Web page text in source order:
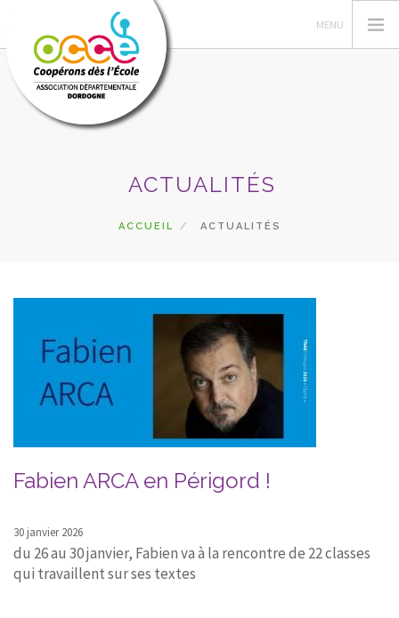
FORMATIONS
ESPACE RÉSERVÉ
RECHERCHER
ACTUALITÉS
ACCUEIL ACTUALITÉS
Fabien ARCA en Périgord !
30 janvier 2026
du 26 au 30 janvier, Fabien va à la rencontre de 22 classes
qui travaillent sur ses textes